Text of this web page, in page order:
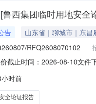
鲁西集团临时用地安
告 山东省｜聊城市｜东昌
RFQ2608070102
截止时间：2026-08-10文件
时前
全论证报告